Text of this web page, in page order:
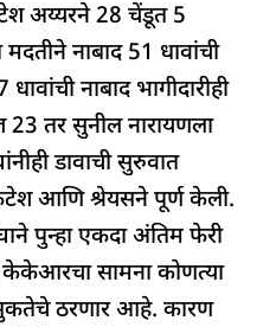
अय्यरने 28 चेंडूत 5
नाबाद 51 धावांची
नाबाद भागीदारीही
23 तर सुनील नारायणला
डावाची सुरुवात
आणि श्रेयसने पूर्ण केली.
पुन्हा एकदा अंतिम फेरी
सामना कोणत्या
ठरणार आहे. कारण